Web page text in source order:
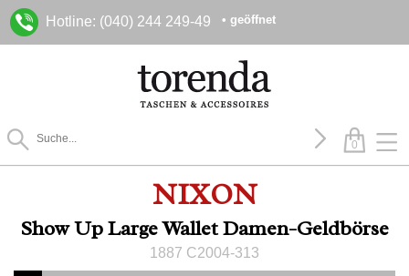
Hotline: (040) 244 249-49 • geöffnet
0
NIXON
Show Up Large Wallet Damen-Geldbörse
1887 C2004-313